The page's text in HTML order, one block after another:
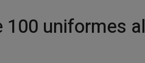
uniformes al